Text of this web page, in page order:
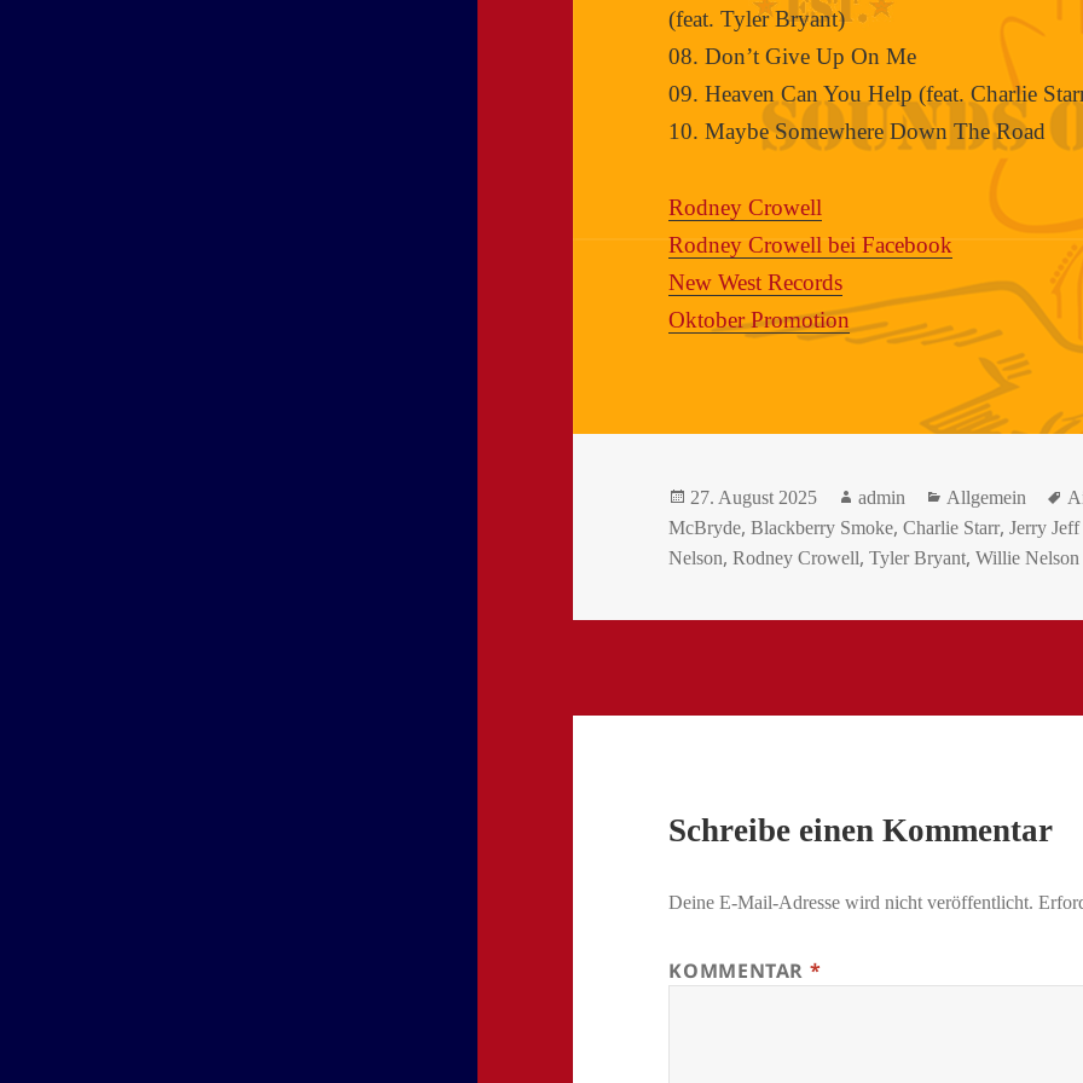
(feat. Tyler Bryant)
08. Don’t Give Up On Me
09. Heaven Can You Help (feat. Charlie
10. Maybe Somewhere Down The Road
Rodney Crowell
Rodney Crowell bei Facebook
New West Records
Oktober Promotion
Veröffentlicht
am
27. August 2025 Autor
admin Kategorien
Allgemein
McBryde,Blackberry Smoke,Charlie Starr,Jerry
Nelson,Rodney Crowell,Tyler Bryant,Willie Nelson
Schreibe einen Kommentar
Deine E-Mail-Adresse wird nicht veröffentlicht.
KOMMENTAR *